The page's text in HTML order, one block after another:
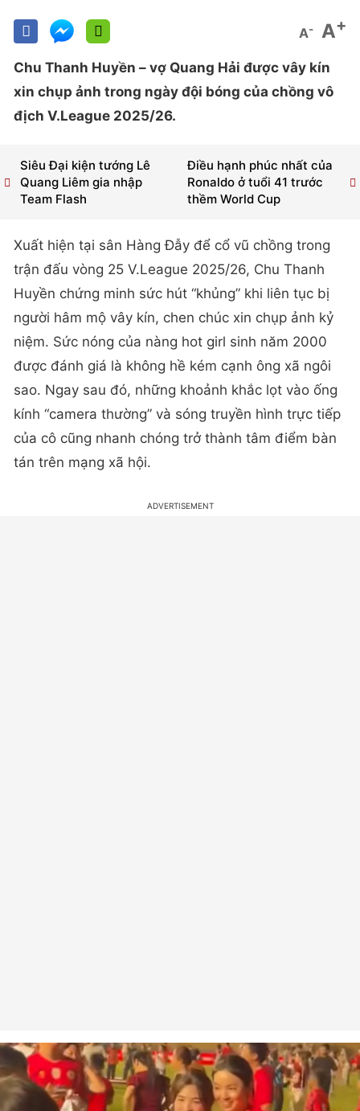
A- A+
Chu Thanh Huyền – vợ Quang Hải được vây kín
xin chụp ảnh trong ngày đội bóng của chồng vô
địch V.League 2025/26.
Điều hạnh phúc nhất của
Ronaldo ở tuổi 41 trước
thềm World Cup
Siêu Đại kiện tướng Lê
Quang Liêm gia nhập
Team Flash
Xuất hiện tại sân Hàng Đẫy để cổ vũ chồng trong
trận đấu vòng 25 V.League 2025/26, Chu Thanh
Huyền chứng minh sức hút “khủng” khi liên tục bị
người hâm mộ vây kín, chen chúc xin chụp ảnh kỷ
niệm. Sức nóng của nàng hot girl sinh năm 2000
được đánh giá là không hề kém cạnh ông xã ngôi
sao. Ngay sau đó, những khoảnh khắc lọt vào ống
kính “camera thường” và sóng truyền hình trực tiếp
của cô cũng nhanh chóng trở thành tâm điểm bàn
tán trên mạng xã hội.